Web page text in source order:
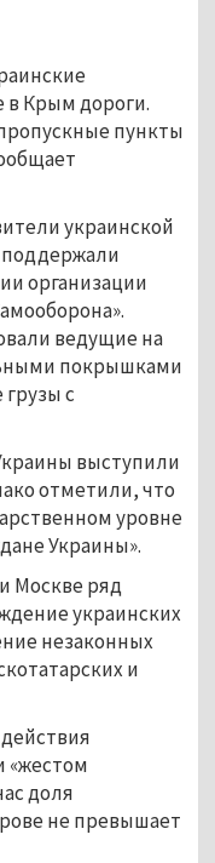
Крым дороги.
пункты
украинской
организации
ведущие на
покрышками
с
выступили
отметили, что
уровне
Украины».
Москве ряд
украинских
незаконных
и
«жестом
доля
не превышает